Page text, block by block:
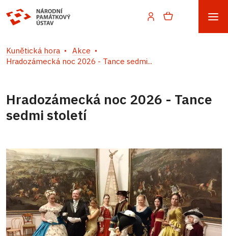
Kunětická hora
Akce
Hradozámecká noc 2026 - Tance sedmi...
Hradozámecká noc 2026 - Tance
sedmi století